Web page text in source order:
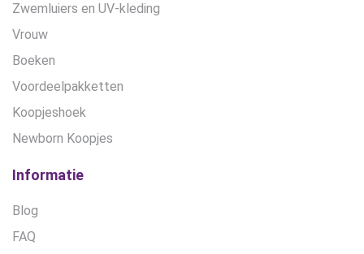
Zwemluiers en UV-kleding
Vrouw
Boeken
Voordeelpakketten
Koopjeshoek
Newborn Koopjes
Informatie
Blog
FAQ